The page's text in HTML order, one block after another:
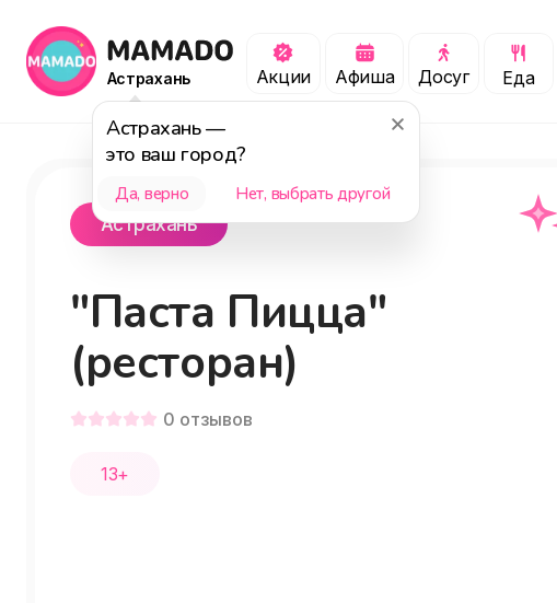
Астрахань
Астрахань—
это ваш город?
Да, верно Нет, выбрать другой
Акции Афиша Досуг Еда
Астрахань
"Паста Пицца"
(ресторан)
0 отзывов
13+